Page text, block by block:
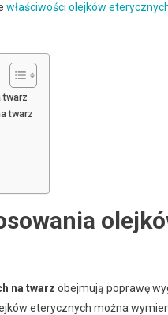
właściwości olejków
twarz
twarz
na twarz obejmują poprawę
eterycznych można